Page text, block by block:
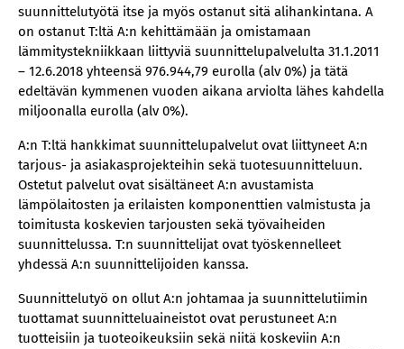
suunnittelutyötä itse ja myös ostanut sitä alihankintana. A
on ostanut T:ltä A:n kehittämään ja omistamaan
lämmitystekniikkaan liittyviä suunnittelupalvelulta 31.1.2011
– 12.6.2018 yhteensä 976.944,79 eurolla (alv 0%) ja tätä
edeltävän kymmenen vuoden aikana arviolta lähes kahdella
miljoonalla eurolla (alv 0%).
A:n T:ltä hankkimat suunnittelupalvelut ovat liittyneet A:n
tarjous- ja asiakasprojekteihin sekä tuotesuunnitteluun.
Ostetut palvelut ovat sisältäneet A:n avustamista
lämpölaitosten ja erilaisten komponenttien valmistusta ja
toimitusta koskevien tarjousten sekä työvaiheiden
suunnittelussa. T:n suunnittelijat ovat työskennelleet
yhdessä A:n suunnittelijoiden kanssa.
Suunnittelutyö on ollut A:n johtamaa ja suunnittelutiimin
tuottamat suunnitteluaineistot ovat perustuneet A:n
tuotteisiin ja tuoteoikeuksiin sekä niitä koskeviin A:n